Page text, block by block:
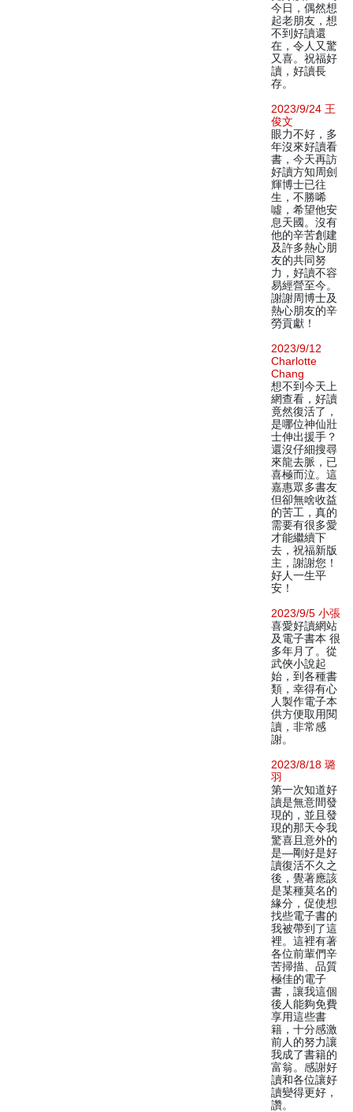
今日，偶然想
起老朋友，想
不到好讀還
在，令人又驚
又喜。祝福好
讀，好讀長
存。
2023/9/24 王
俊文
眼力不好，多
年沒來好讀看
書，今天再訪
好讀方知周劍
輝博士已往
生，不勝唏
噓，希望他安
息天國。沒有
他的辛苦創建
及許多熱心朋
友的共同努
力，好讀不容
易經營至今。
謝謝周博士及
熱心朋友的辛
勞貢獻！
2023/9/12
Charlotte
Chang
想不到今天上
網查看，好讀
竟然復活了，
是哪位神仙壯
士伸出援手？
還沒仔細搜尋
來龍去脈，已
喜極而泣。這
嘉惠眾多書友
但卻無啥收益
的苦工，真的
需要有很多愛
才能繼續下
去，祝福新版
主，謝謝您！
好人一生平
安！
2023/9/5 小張
喜愛好讀網站
及電子書本 很
多年月了。從
武俠小說起
始，到各種書
類，幸得有心
人製作電子本
供方便取用閱
讀，非常感
謝。
2023/8/18 璐
羽
第一次知道好
讀是無意間發
現的，並且發
現的那天令我
驚喜且意外的
是—剛好是好
讀復活不久之
後，覺著應該
是某種莫名的
緣分，促使想
找些電子書的
我被帶到了這
裡。這裡有著
各位前輩們辛
苦掃描、品質
極佳的電子
書，讓我這個
後人能夠免費
享用這些書
籍，十分感激
前人的努力讓
我成了書籍的
富翁。感謝好
讀和各位讓好
讀變得更好，
讚。